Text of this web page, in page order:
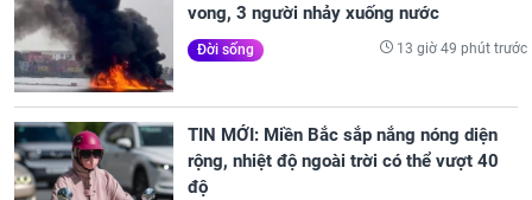
vong, 3 người nhảy xuống nước
Đời sống 13 giờ 49 phút trước
TIN MỚI: Miền Bắc sắp nắng nóng diện
rộng, nhiệt độ ngoài trời có thể vượt 40
độ